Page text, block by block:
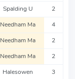
Spalding U 2
Needham Ma 4
Needham Ma 2
Needham Ma 2
Halesowen 3